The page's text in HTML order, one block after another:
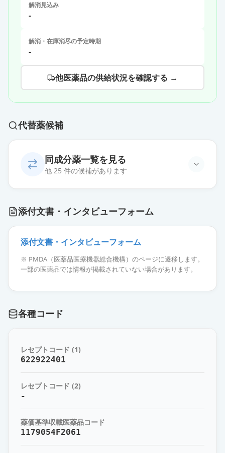
解消見込み
-
解消・在庫消尽の予定時期
-
他医薬品の供給状況を確認する →
代替薬候補
同成分薬一覧を見る
他 25 件の候補があります
薬価 65.60 円
エスシタロプラム錠20mg「JG」
20mg「DSEP」
通常出荷
薬価 65.60 円
エスシタロプラム錠20mg「トー
ワ」
添付文書・インタビューフォーム
添付文書・インタビューフォーム
※ PMDA（医薬品医療機器総合機構）のページに遷移します。
一部の医薬品では情報が掲載されていない場合があります。
各種コード
レセプトコード (1)
622922401
レセプトコード (2)
-
薬価基準収載医薬品コード
1179054F2061